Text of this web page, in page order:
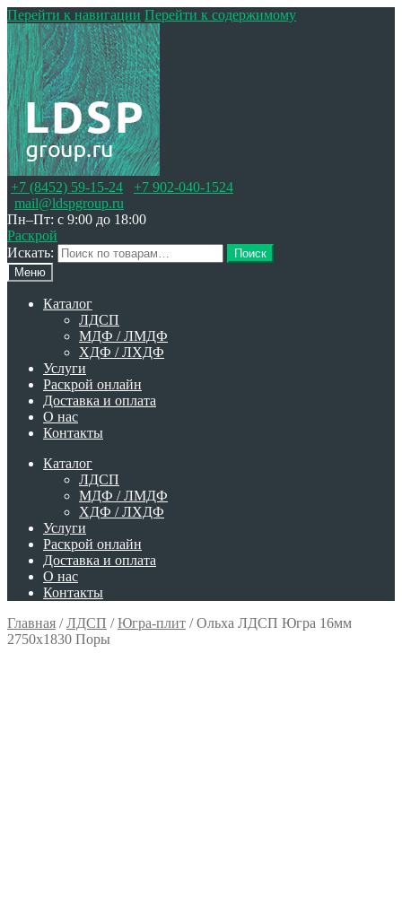
Перейти к навигации Перейти к содержимому
+7 (8452) 59-15-24
+7 902-040-1524
mail@ldspgroup.ru
Пн–Пт: с 9:00 до 18:00
Раскрой
Искать:
Поиск
Меню
Каталог
ЛДСП
МДФ / ЛМДФ
ХДФ / ЛХДФ
Услуги
Раскрой онлайн
Доставка и оплата
О нас
Контакты
Каталог
ЛДСП
МДФ / ЛМДФ
ХДФ / ЛХДФ
Услуги
Раскрой онлайн
Доставка и оплата
О нас
Контакты
Главная /ЛДСП /Югра-плит /Ольха ЛДСП Югра 16мм
2750х1830 Поры